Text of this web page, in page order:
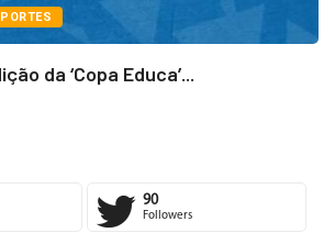
da ‘Copa Educa’...
90